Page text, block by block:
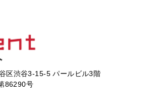
区渋谷3-15-5 パールビル3階
86290号